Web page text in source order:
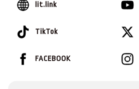
lit.link
TikTok
FACEBOOK